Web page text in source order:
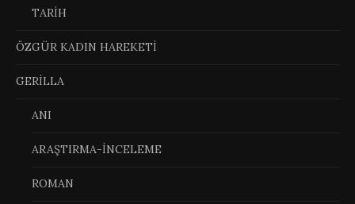
TARİH
ÖZGÜR KADIN HAREKETİ
GERİLLA
ANI
ARAŞTIRMA-İNCELEME
ROMAN